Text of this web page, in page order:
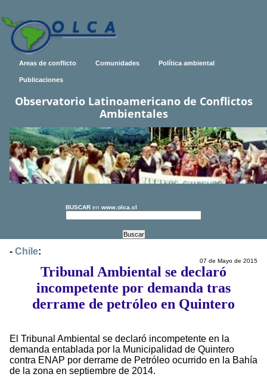
Areas de conflicto Comunidades Política ambiental
Publicaciones
Observatorio Latinoamericano de Conflictos
Ambientales
BUSCAR en www.olca.cl
- Chile:
07 de Mayo de 2015
Tribunal Ambiental se declaró
incompetente por demanda tras
derrame de petróleo en Quintero
El Tribunal Ambiental se declaró incompetente en la
demanda entablada por la Municipalidad de Quintero
contra ENAP por derrame de Petróleo ocurrido en la Bahía
de la zona en septiembre de 2014.